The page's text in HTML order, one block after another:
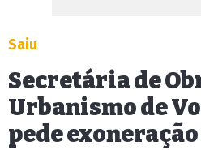
Saiu
Secretária de
Urbanismo de
pede